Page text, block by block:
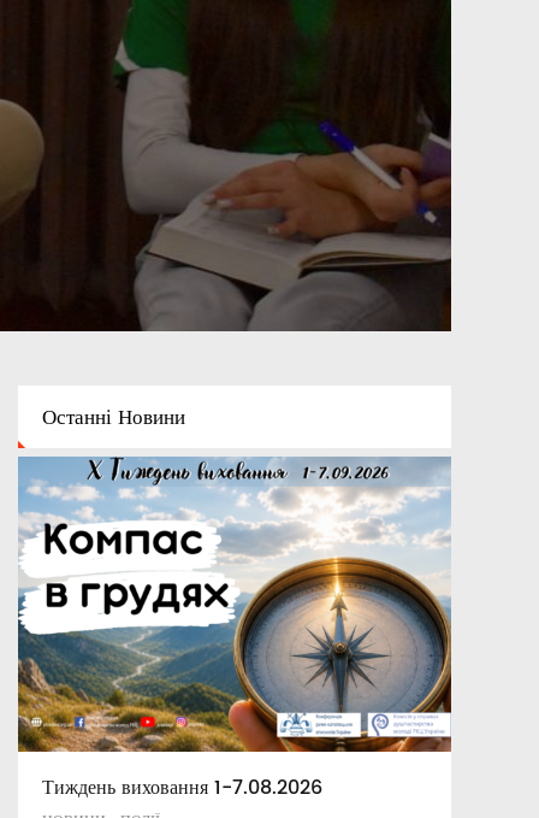
ОстанніНовини
Тиждень виховання 1-7.08.2026
Освітній капелан
Апостольські повчання